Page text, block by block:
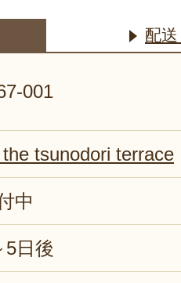
配
001
tsunodori terrace
中
5日後